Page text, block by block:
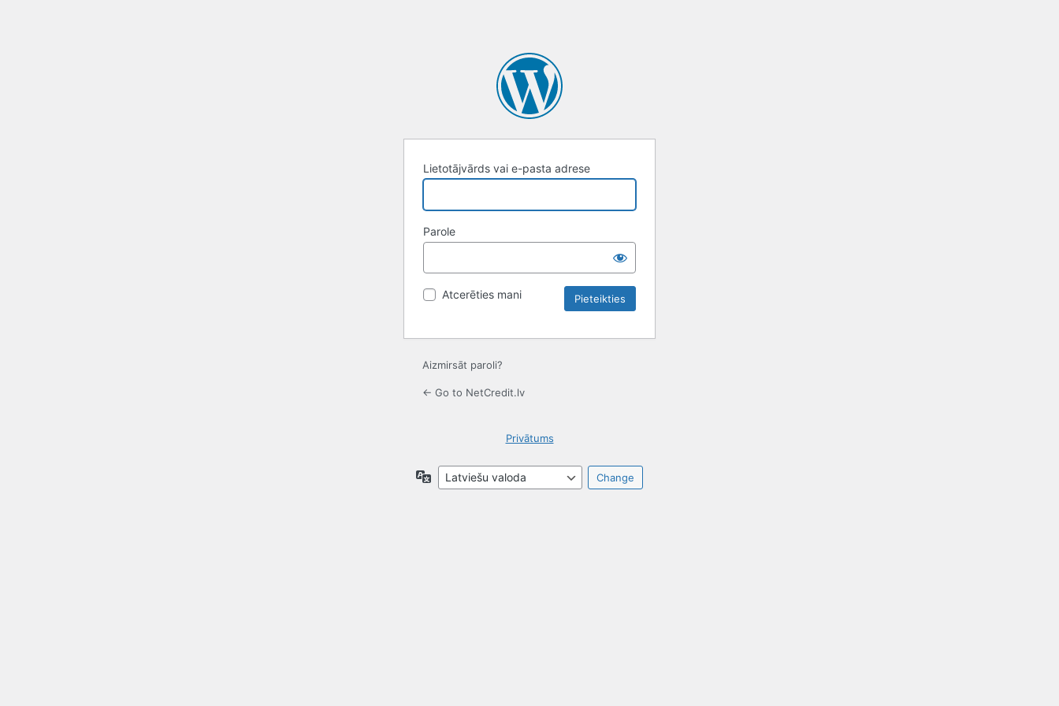
Lietotājvārds vai e-pasta adrese
Parole
Atcerēties mani
Aizmirsāt paroli?
← Go to NetCredit.lv
Privātums
Valoda